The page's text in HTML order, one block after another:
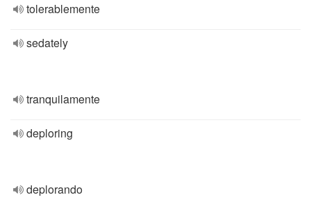
tolerablemente
sedately
tranquilamente
deploring
deplorando